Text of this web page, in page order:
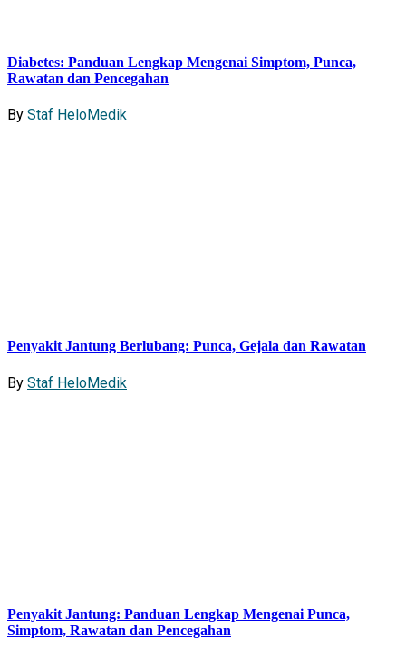
Diabetes: Panduan Lengkap Mengenai Simptom, Punca,
Rawatan dan Pencegahan
By Staf HeloMedik
Penyakit Jantung Berlubang: Punca, Gejala dan Rawatan
By Staf HeloMedik
Penyakit Jantung: Panduan Lengkap Mengenai Punca,
Simptom, Rawatan dan Pencegahan